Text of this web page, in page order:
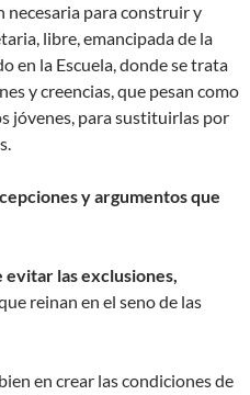
necesaria para construir y
libre, emancipada de la
en la Escuela, donde se trata
y creencias, que pesan como
jóvenes, para sustituirlas por
y argumentos que
evitar las exclusiones,
reinan en el seno de las
en crear las condiciones de